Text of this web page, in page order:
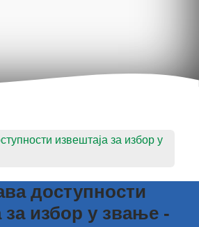
извештаја за избор у
доступности
за избор у звање -